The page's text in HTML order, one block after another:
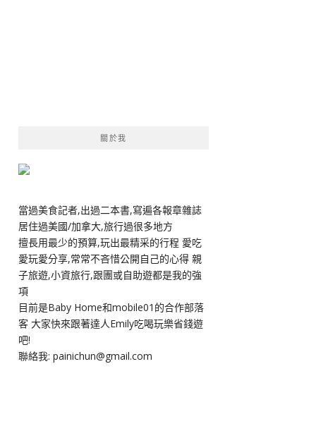
關於我
當過美食記者,出過二本書,寫遍各報章雜誌
居住過美國/加拿大,旅行過很多地方
擅長用最少的預算,玩出最精采的行程 愛吃
愛玩愛分享,常常不吝惜公開自己的心得 親
子旅遊,小資旅行,跟團或自助遊都是我的強
項
目前是Baby Home和mobile01的合作部落
客 大家快來跟著達人Emily吃喝玩樂省錢遊
吧!
聯絡我: painichun@gmail.com